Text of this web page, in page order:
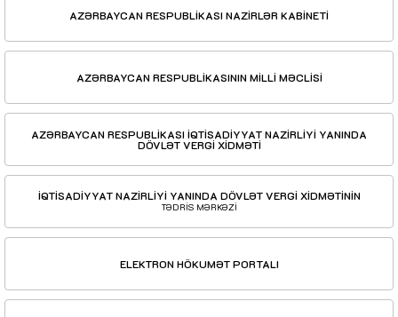
AZƏRBAYCAN RESPUBLİKASI NAZİRLƏR KABİNETİ
AZƏRBAYCAN RESPUBLİKASININ MİLLİ MƏCLİSİ
AZƏRBAYCAN RESPUBLİKASI İQTİSADİYYAT NAZİRLİYİ YANINDA
DÖVLƏT VERGİ XİDMƏTİ
İQTİSADİYYAT NAZİRLİYİ YANINDA DÖVLƏT VERGİ XİDMƏTİNİN
TƏDRİS MƏRKƏZİ
ELEKTRON HÖKUMƏT PORTALI